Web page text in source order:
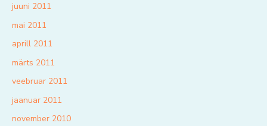
juuni 2011
mai 2011
aprill 2011
märts 2011
veebruar 2011
jaanuar 2011
november 2010